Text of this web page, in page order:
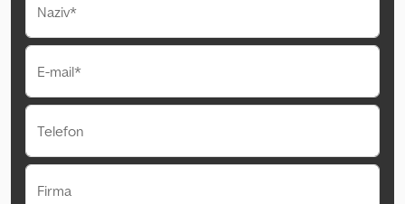
Naziv*
E-mail*
Telefon
Firma